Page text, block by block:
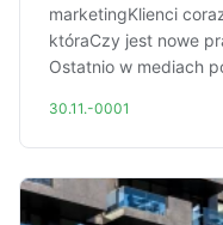
marketingKlienci
któraCzy jest nowe
Ostatnio w mediach
30.11.-0001